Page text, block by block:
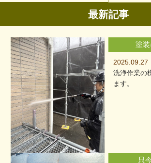
最新記事
塗
2025.09.27
洗浄作業の
ます。
只